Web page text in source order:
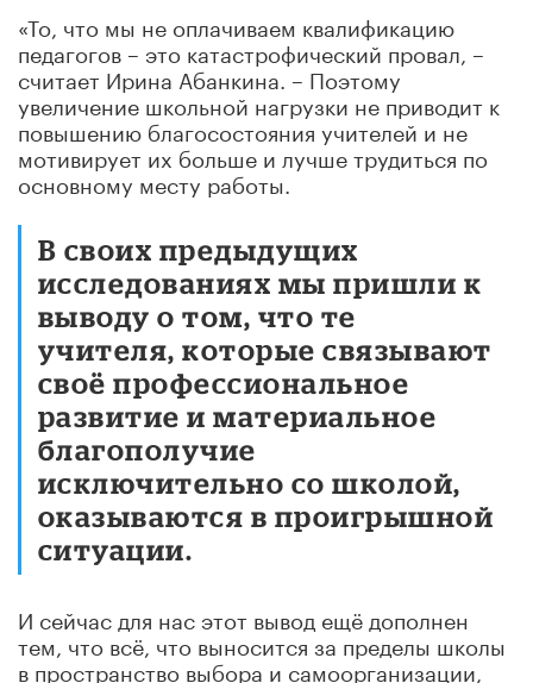
«То, что мы не оплачиваем квалификацию
педагогов – это катастрофический провал, –
считает Ирина Абанкина. – Поэтому
увеличение школьной нагрузки не приводит к
повышению благосостояния учителей и не
мотивирует их больше и лучше трудиться по
основному месту работы.
В своих предыдущих
исследованиях мы пришли к
выводу о том, что те
учителя, которые связывают
своё профессиональное
развитие и материальное
благополучие
исключительно со школой,
оказываются в проигрышной
ситуации.
И сейчас для нас этот вывод ещё дополнен
тем, что всё, что выносится за пределы школы
в пространство выбора и самоорганизации,